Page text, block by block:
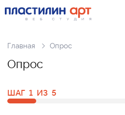
Главная Опрос
Опрос
ШАГ 1 ИЗ 5